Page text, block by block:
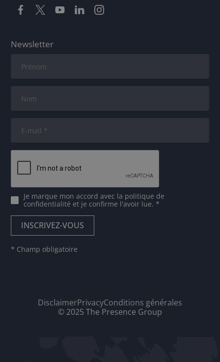
Newsletter
Je marque mon accord avec la politique de
confidentialité et je confirme l'avoir lue. *
* Champ obligatoire
DisclaimerPrivacyConditions générales
© 2025 The Presence Group